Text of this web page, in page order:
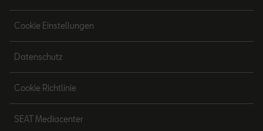
Cookie Einstellungen
Datenschutz
Cookie Richtlinie
SEAT Mediacenter